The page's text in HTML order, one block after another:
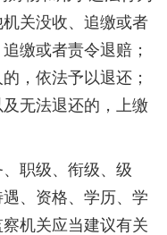
关没收、追缴或者
缴或者责令退赔；
，依法予以退还；
无法退还的，上缴
职级、衔级、级
、资格、学历、学
机关应当建议有关